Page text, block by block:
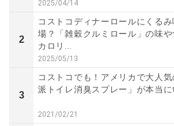
2025/04/14
2
コストコディナーロールにくるみ
場？「雑穀クルミロール」の味や
カロリ...
2025/05/13
3
コストコでも！アメリカで大人
派トイレ消臭スプレー」が本当に
2021/02/21